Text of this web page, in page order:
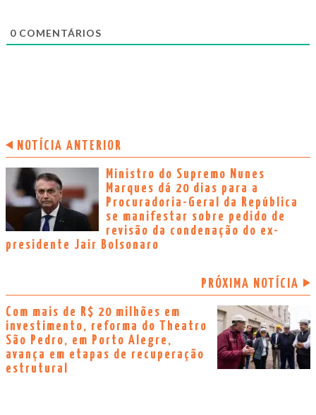
0 COMENTÁRIOS
NOTÍCIA ANTERIOR
Ministro do Supremo Nunes
Marques dá 20 dias para a
Procuradoria-Geral da República
se manifestar sobre pedido de
revisão da condenação do ex-
presidente Jair Bolsonaro
PRÓXIMA NOTÍCIA
Com mais de R$ 20 milhões em
investimento, reforma do Theatro
São Pedro, em Porto Alegre,
avança em etapas de recuperação
estrutural